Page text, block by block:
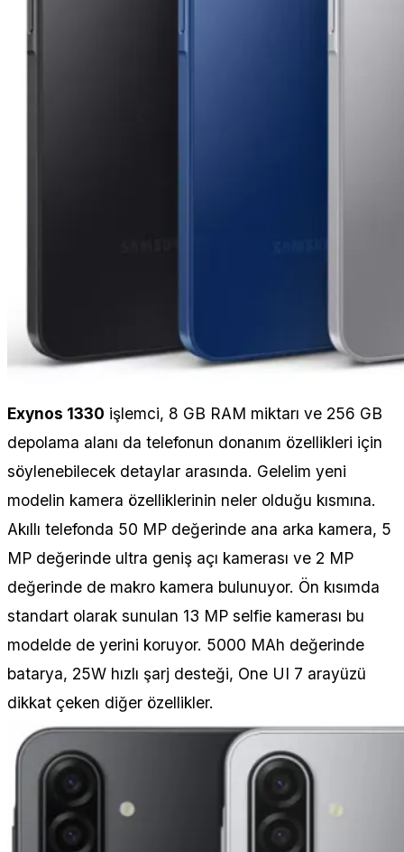
Exynos 1330 işlemci, 8 GB RAM miktarı ve 256 GB
depolama alanı da telefonun donanım özellikleri için
söylenebilecek detaylar arasında. Gelelim yeni
modelin kamera özelliklerinin neler olduğu kısmına.
Akıllı telefonda 50 MP değerinde ana arka kamera, 5
MP değerinde ultra geniş açı kamerası ve 2 MP
değerinde de makro kamera bulunuyor. Ön kısımda
standart olarak sunulan 13 MP selfie kamerası bu
modelde de yerini koruyor. 5000 MAh değerinde
batarya, 25W hızlı şarj desteği, One UI 7 arayüzü
dikkat çeken diğer özellikler.